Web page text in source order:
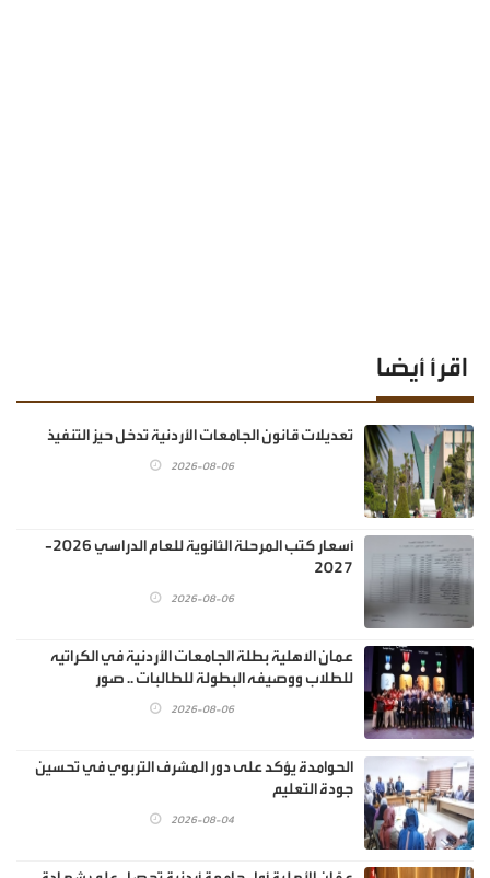
اقرأ أيضا
تعديلات قانون الجامعات الأردنية تدخل حيز التنفيذ
2026-08-06
أسعار كتب المرحلة الثانوية للعام الدراسي 2026-
2027
2026-08-06
عمان الاهلية بطلة الجامعات الأردنية في الكراتيه
للطلاب ووصيفه البطولة للطالبات .. صور
2026-08-06
الحوامدة يؤكد على دور المشرف التربوي في تحسين
جودة التعليم
2026-08-04